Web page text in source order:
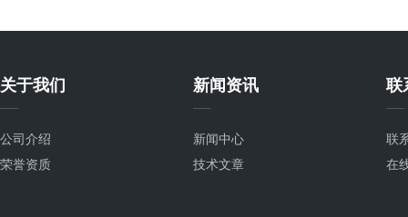
关于我们
公司介绍
荣誉资质
新闻资讯
新闻中心
技术文章
联
联
在